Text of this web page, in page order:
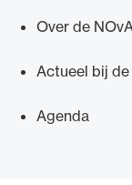
Over de
Actueel bij de
Agenda
het